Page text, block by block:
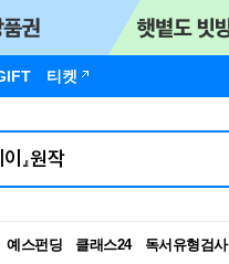
티켓
예스펀딩 클래스24
독서유형검사